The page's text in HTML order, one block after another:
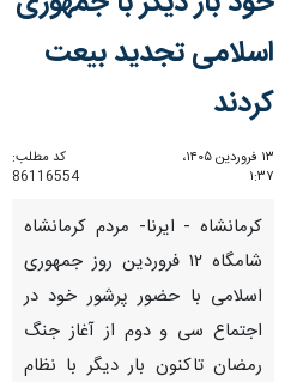
اسلامی تجدید بیعت
کردند
۱۳ فروردین ۱۴۰۵،
۱:۳۷
کد مطلب:
86116554
کرمانشاه - ایرنا- مردم کرمانشاه
شامگاه ۱۲ فروردین روز جمهوری
اسلامی با حضور پرشور خود در
اجتماع سی و دوم از آغاز جنگ
رمضان تاکنون بار دیگر با نظام